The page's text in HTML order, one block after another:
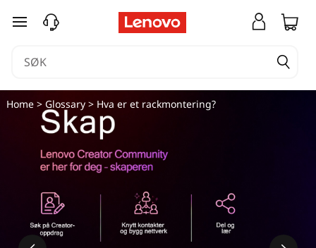
V
ä
gå til hovedinnhold
Home> Glossary> Hva er et rackmontering?